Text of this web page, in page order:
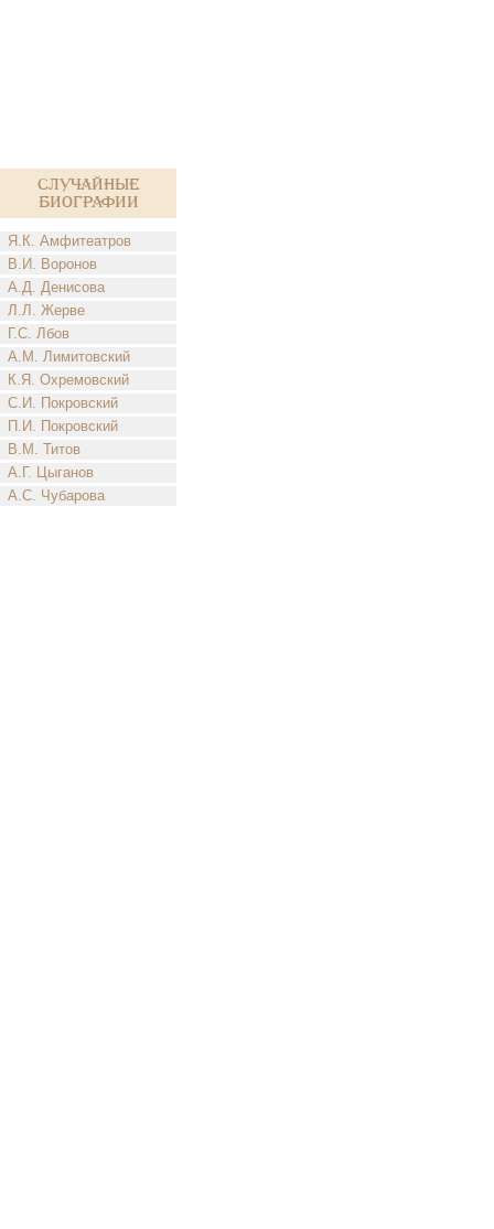
Случайные
биографии
Я.К. Амфитеатров
В.И. Воронов
А.Д. Денисова
Л.Л. Жерве
Г.С. Лбов
А.М. Лимитовский
К.Я. Охремовский
С.И. Покровский
П.И. Покровский
В.М. Титов
А.Г. Цыганов
А.С. Чубарова